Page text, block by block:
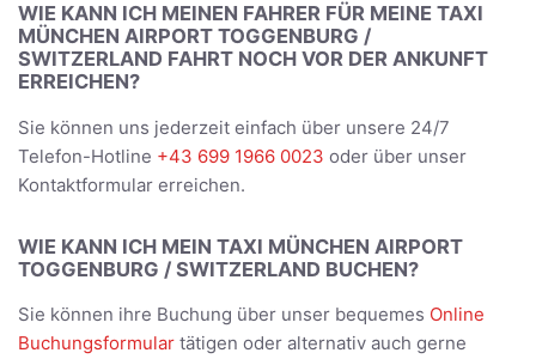
WIE KANN ICH MEINEN FAHRER FÜR MEINE TAXI
MÜNCHEN AIRPORT TOGGENBURG /
SWITZERLAND FAHRT NOCH VOR DER ANKUNFT
ERREICHEN?
Sie können uns jederzeit einfach über unsere 24/7
Telefon-Hotline +43 699 1966 0023 oder über unser
Kontaktformular erreichen.
WIE KANN ICH MEIN TAXI MÜNCHEN AIRPORT
TOGGENBURG / SWITZERLAND BUCHEN?
Sie können ihre Buchung über unser bequemes Online
Buchungsformular tätigen oder alternativ auch gerne